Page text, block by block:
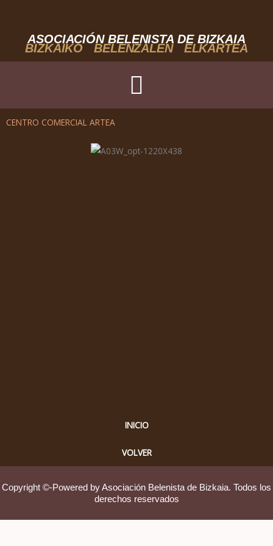
contenidoASOCIACIÓN BELENISTA DE BIZKAIA
BIZKAIKO BELENZALEN ELKARTEA
CENTRO COMERCIAL ARTEA
INICIO
VOLVER
Copyright ©-Powered by Asociación Belenista de Bizkaia. Todos los
derechos reservados